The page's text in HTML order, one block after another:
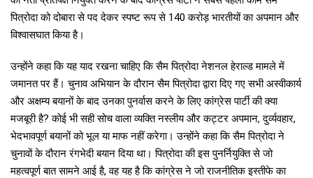
पित्रोदा को दोबारा से पद देकर स्पष्ट रूप से 140 करोड़ भारतीयों का अपमान और
विश्वासघात किया है।
उन्होंने कहा कि यह याद रखना चाहिए कि सैम पित्रोदा नेशनल हेराल्ड मामले में
जमानत पर हैं। चुनाव अभियान के दौरान सैम पित्रोदा द्वारा दिए गए सभी अस्वीकार्य
और अक्षम्य बयानों के बाद उनका पुनर्वास करने के लिए कांग्रेस पार्टी की क्या
मजबूरी है? कोई भी सही सोच वाला व्यक्ति नस्लीय और कट्टर अपमान, दुर्व्यवहार,
भेदभावपूर्ण बयानों को भूल या माफ नहीं करेगा। उन्होंने कहा कि सैम पित्रोदा ने
चुनावों के दौरान रंगभेदी बयान दिया था। पित्रोदा की इस पुनर्नियुक्ति से जो
महत्वपूर्ण बात सामने आई है, वह यह है कि कांग्रेस ने जो राजनीतिक इस्तीफे का